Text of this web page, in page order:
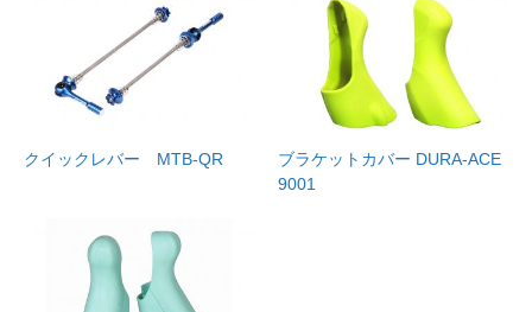
クイックレバー MTB-QR
ブラケットカバー DURA-ACE
9001